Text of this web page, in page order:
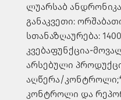
ლუარსაბ
განაკვეთი:
სთანაზღაურება:
კვებაფუნქცია-
არსებული
აღწერა/კონტროლი;
კონტროლი და